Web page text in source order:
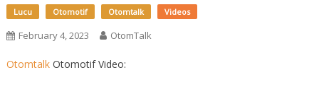
Lucu Otomotif Otomtalk Videos
February 4, 2023 OtomTalk
OtomtalkOtomotif Video: